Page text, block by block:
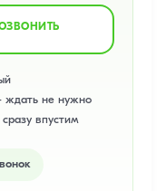
ждать не нужно
впустим